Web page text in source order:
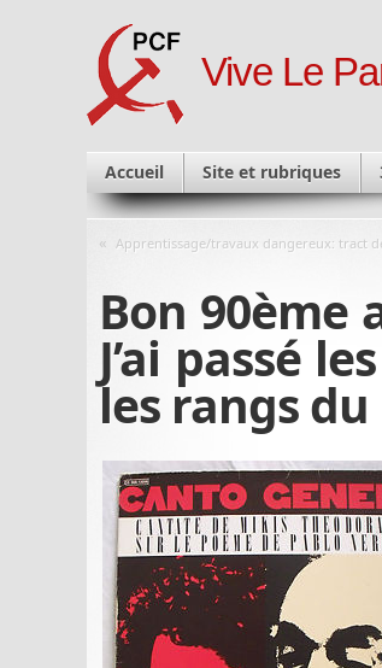
Vive Le
Accueil Site et rubriques
« Apprentissage/travaux dangereux: tract
Bon 90ème
J’ai passé
les rangs